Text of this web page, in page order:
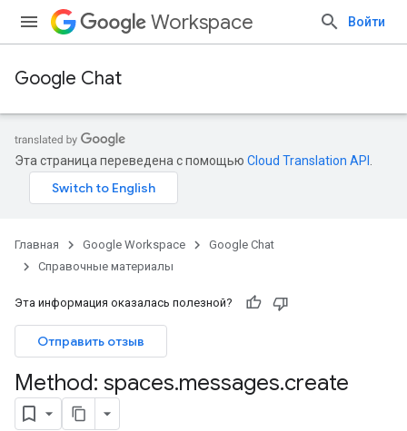
Workspace Войти
Google Chat
Эта страница переведена с помощью Cloud Translation API
Главная Google Workspace
Google Chat
Справочные материалы
Эта информация оказалась полезной?
Отправить отзыв
Method: spaces.messages.create